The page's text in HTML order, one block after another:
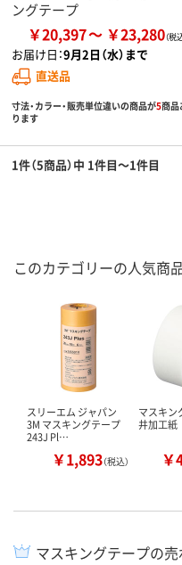
ングテープ
￥20,397 ￥23,280
お届け日：9月2日（水）まで
直送品
寸法・カラー・販売単位違いの商品が5商品
ります
1件（5商品）中 1件目～1件目
このカテゴリーの人気商
スリーエム ジャパン
3M マスキングテープ
243J Pl…
￥1,893（税込）
マスキン
井加工紙
￥
マスキングテープの